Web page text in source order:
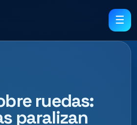
☰
ruedas:
paralizan